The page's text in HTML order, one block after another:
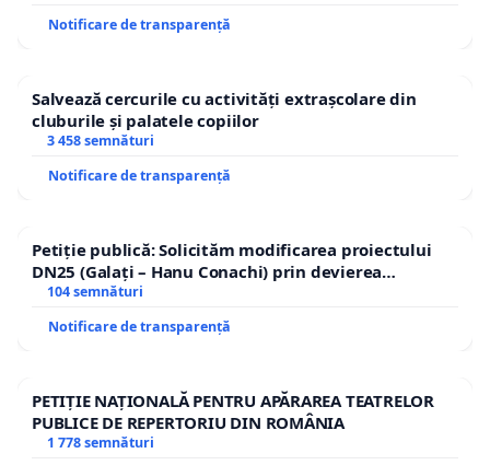
Notificare de transparență
Salvează cercurile cu activități extrașcolare din
cluburile și palatele copiilor
3 458 semnături
Notificare de transparență
Petiție publică: Solicităm modificarea proiectului
DN25 (Galați – Hanu Conachi) prin devierea
traseului în afara localităților!
104 semnături
Notificare de transparență
PETIȚIE NAȚIONALĂ PENTRU APĂRAREA TEATRELOR
PUBLICE DE REPERTORIU DIN ROMÂNIA
1 778 semnături